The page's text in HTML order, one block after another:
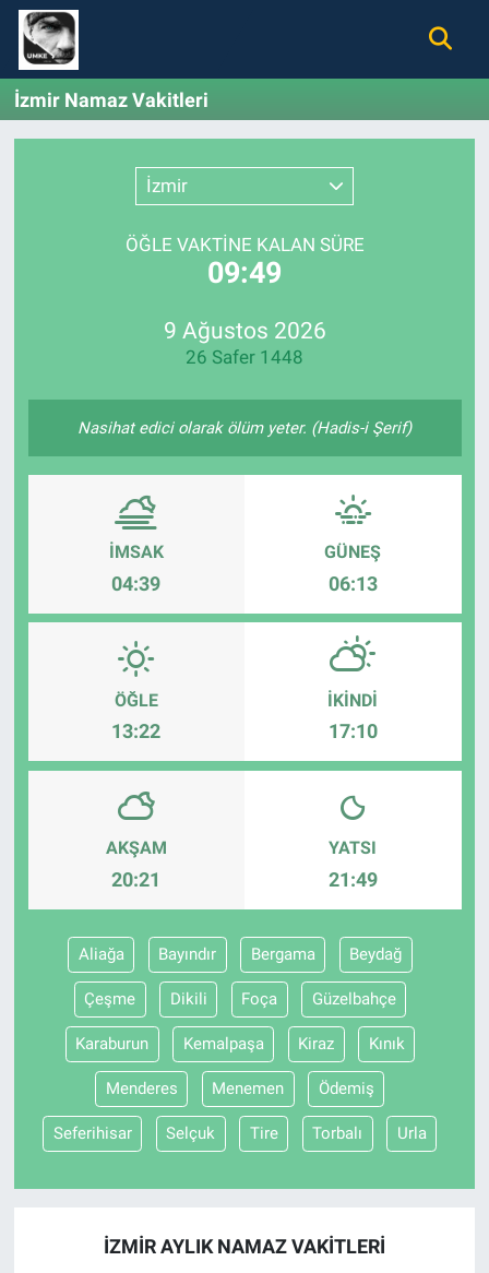
İzmir Namaz Vakitleri
İzmir
ÖĞLE VAKTİNE KALAN SÜRE
09:49
9 Ağustos 2026
26 Safer 1448
Nasihat edici olarak ölüm yeter. (Hadis-i Şerif)
İMSAK
04:39
GÜNEŞ
06:13
ÖĞLE
13:22
İKINDI
17:10
AKŞAM
20:21
YATSI
21:49
Aliağa Bayındır Bergama Beydağ
Çeşme Dikili Foça Güzelbahçe
Karaburun Kemalpaşa Kiraz Kınık
Menderes Menemen Ödemiş
Seferihisar Selçuk Tire Torbalı Urla
İZMIR AYLIK NAMAZ VAKITLERI
Gündem
Ekonomi
Magazin
Künye
Nöbetçi Eczaneler
Hava Durumu
Namaz Vakitleri
Trafik Durumu
Son Dakika Haberleri
Haber Arşivi